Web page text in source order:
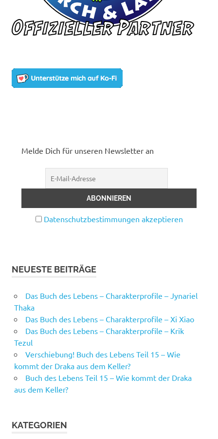
Melde Dich für unseren Newsletter an
Datenschutzbestimmungen akzeptieren
NEUESTE BEITRÄGE
Das Buch des Lebens – Charakterprofile – Jynariel
Thaka
Das Buch des Lebens – Charakterprofile – Xi Xiao
Das Buch des Lebens – Charakterprofile – Krik
Tezul
Verschiebung! Buch des Lebens Teil 15 – Wie
kommt der Draka aus dem Keller?
Buch des Lebens Teil 15 – Wie kommt der Draka
aus dem Keller?
KATEGORIEN